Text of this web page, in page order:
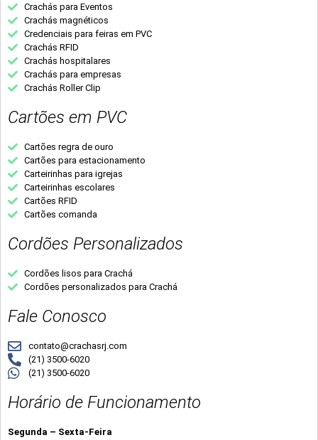
Crachás para Eventos
Crachás magnéticos
Credenciais para feiras em PVC
Crachás RFID
Crachás hospitalares
Crachás para empresas
Crachás Roller Clip
Cartões em PVC
Cartões regra de ouro
Cartões para estacionamento
Carteirinhas para igrejas
Carteirinhas escolares
Cartões RFID
Cartões comanda
Cordões Personalizados
Cordões lisos para Crachá
Cordões personalizados para Crachá
Fale Conosco
contato@crachasrj.com
(21) 3500-6020
(21) 3500-6020
Horário de Funcionamento
Segunda – Sexta-Feira